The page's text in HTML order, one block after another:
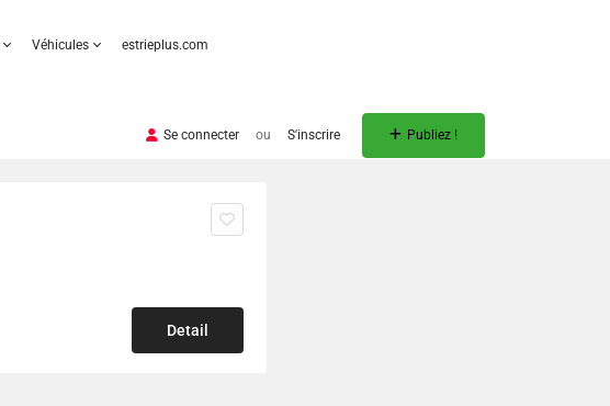
Véhicules estrieplus.com
Se connecter ou S'inscrire Publiez !
Detail